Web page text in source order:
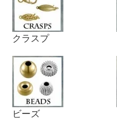
クラスプ
ビーズ